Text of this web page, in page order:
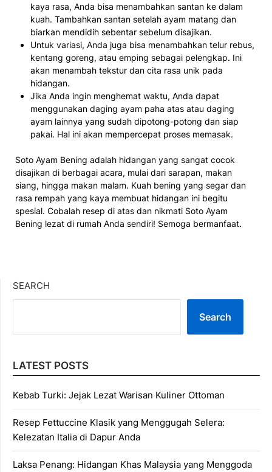
kaya rasa, Anda bisa menambahkan santan ke dalam
kuah. Tambahkan santan setelah ayam matang dan
biarkan mendidih sebentar sebelum disajikan.
Untuk variasi, Anda juga bisa menambahkan telur rebus,
kentang goreng, atau emping sebagai pelengkap. Ini
akan menambah tekstur dan cita rasa unik pada
hidangan.
Jika Anda ingin menghemat waktu, Anda dapat
menggunakan daging ayam paha atas atau daging
ayam lainnya yang sudah dipotong-potong dan siap
pakai. Hal ini akan mempercepat proses memasak.
Soto Ayam Bening adalah hidangan yang sangat cocok
disajikan di berbagai acara, mulai dari sarapan, makan
siang, hingga makan malam. Kuah bening yang segar dan
rasa rempah yang kaya membuat hidangan ini begitu
spesial. Cobalah resep di atas dan nikmati Soto Ayam
Bening lezat di rumah Anda sendiri! Semoga bermanfaat.
SEARCH
Search
LATEST POSTS
Kebab Turki: Jejak Lezat Warisan Kuliner Ottoman
Resep Fettuccine Klasik yang Menggugah Selera:
Kelezatan Italia di Dapur Anda
Laksa Penang: Hidangan Khas Malaysia yang Menggoda